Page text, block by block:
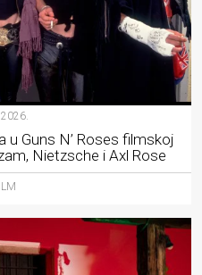
u Guns N’ Roses filmskoj
Nietzsche i Axl Rose